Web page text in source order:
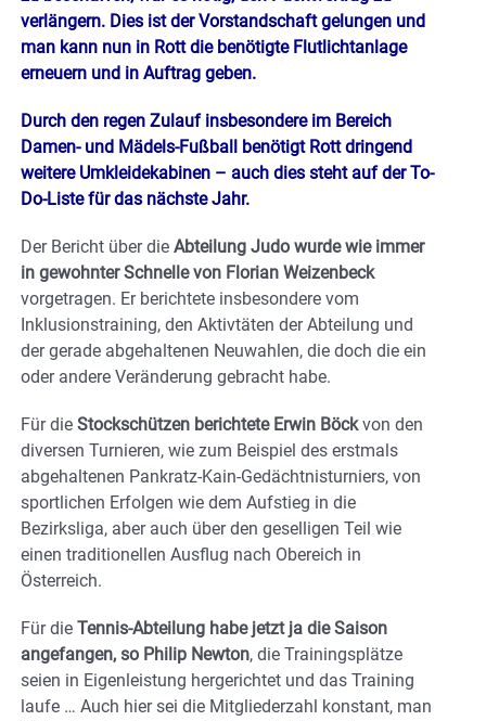
verlängern. Dies ist der Vorstandschaft gelungen und
man kann nun in Rott die benötigte Flutlichtanlage
erneuern und in Auftrag geben.
Durch den regen Zulauf insbesondere im Bereich
Damen- und Mädels-Fußball benötigt Rott dringend
weitere Umkleidekabinen – auch dies steht auf der To-
Do-Liste für das nächste Jahr.
Der Bericht über die Abteilung Judo wurde wie immer
in gewohnter Schnelle von Florian Weizenbeck
vorgetragen. Er berichtete insbesondere vom
Inklusionstraining, den Aktivtäten der Abteilung und
der gerade abgehaltenen Neuwahlen, die doch die ein
oder andere Veränderung gebracht habe.
Für die Stockschützen berichtete Erwin Böckvon den
diversen Turnieren, wie zum Beispiel des erstmals
abgehaltenen Pankratz-Kain-Gedächtnisturniers, von
sportlichen Erfolgen wie dem Aufstieg in die
Bezirksliga, aber auch über den geselligen Teil wie
einen traditionellen Ausflug nach Obereich in
Österreich.
Für die Tennis-Abteilung habe jetzt ja die Saison
angefangen, so Philip Newton, die Trainingsplätze
seien in Eigenleistung hergerichtet und das Training
laufe … Auch hier sei die Mitgliederzahl konstant, man